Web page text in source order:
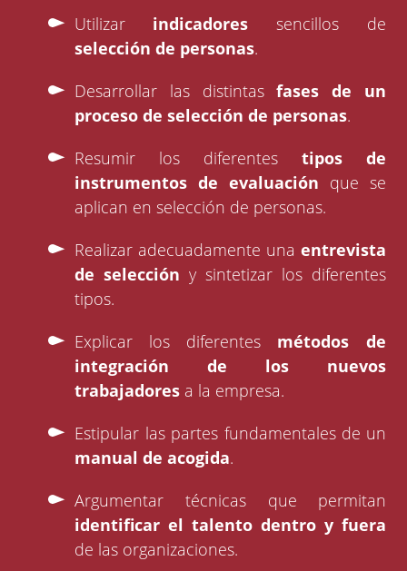
Utilizar indicadoressencillos de
selección de personas.
Desarrollar las distintasfases de un
proceso de selección de personas.
Resumir los diferentestipos de
instrumentos de evaluación que se
aplican en selección de personas.
Realizar adecuadamente unaentrevista
de selección y sintetizar los diferentes
tipos.
Explicar los diferentes métodos de
integración de los nuevos
trabajadores a la empresa.
Estipular las partes fundamentales de un
manual de acogida.
Argumentar técnicas que permitan
identificar el talento dentro y fuera
de las organizaciones.